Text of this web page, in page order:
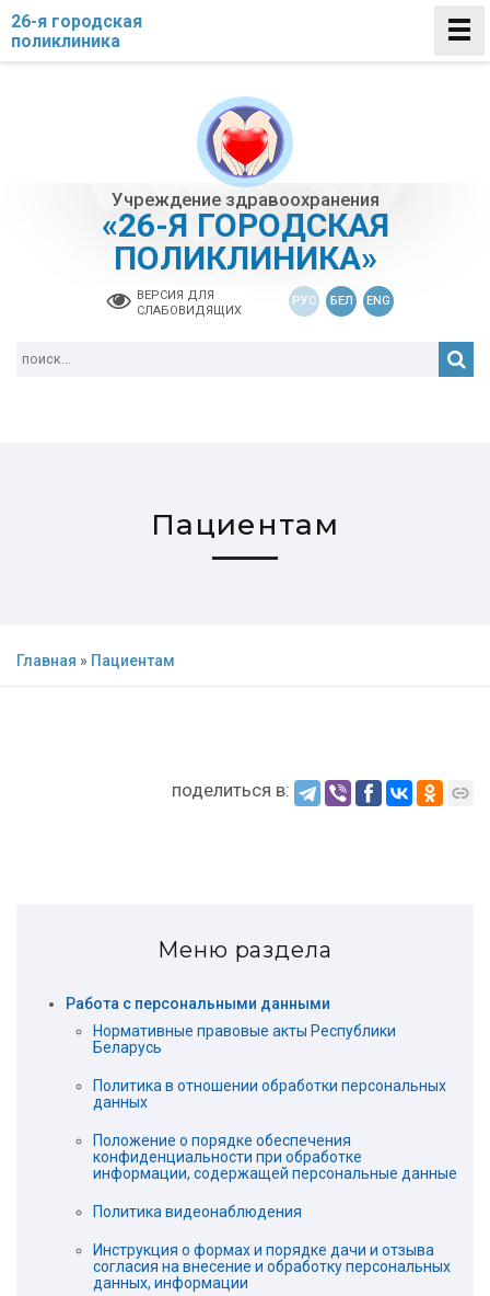
Учреждение здравоохранения
«26-Я ГОРОДСКАЯ
ПОЛИКЛИНИКА»
ВЕРСИЯ ДЛЯ
СЛАБОВИДЯЩИХ
РУС БЕЛ ENG
26-я городская
поликлиника
Пациентам
Главная » Пациентам
поделиться в:
Меню раздела
Работа с персональными данными
Нормативные правовые акты Республики
Беларусь
Политика в отношении обработки персональных
данных
Положение о порядке обеспечения
конфиденциальности при обработке
информации, содержащей персональные данные
Политика видеонаблюдения
Инструкция о формах и порядке дачи и отзыва
согласия на внесение и обработку персональных
данных, информации